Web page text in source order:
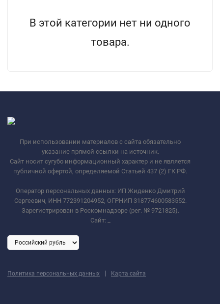
В этой категории нет ни одного
товара.
При использовании материалов с сайта обязательно
указание прямой ссылки на источник.
Сайт носит сугубо информационный характер и не является
публичной офертой, определяемой Статьей 437 (2) ГК РФ.
Оператор персональных данных: ИП Жиденко Дмитрий
Сергеевич, ИНН 772391204952, ОГРНИП 318774600583552.
Зарегистрирован в Роскомнадзоре (рег. № 9721825).
Сайт:
Политика персональных данных | Карта сайта